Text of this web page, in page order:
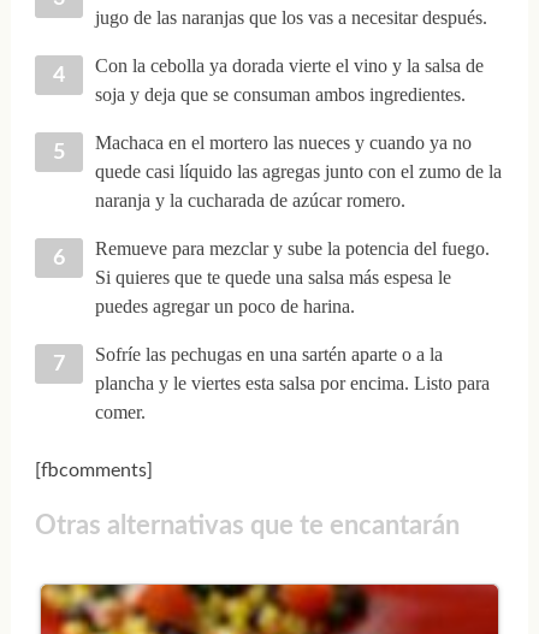
jugo de las naranjas que los vas a necesitar después.
Con la cebolla ya dorada vierte el vino y la salsa de
soja y deja que se consuman ambos ingredientes.
Machaca en el mortero las nueces y cuando ya no
quede casi líquido las agregas junto con el zumo de la
naranja y la cucharada de azúcar romero.
Remueve para mezclar y sube la potencia del fuego.
Si quieres que te quede una salsa más espesa le
puedes agregar un poco de harina.
Sofríe las pechugas en una sartén aparte o a la
plancha y le viertes esta salsa por encima. Listo para
comer.
[fbcomments]
Otras alternativas que te encantarán